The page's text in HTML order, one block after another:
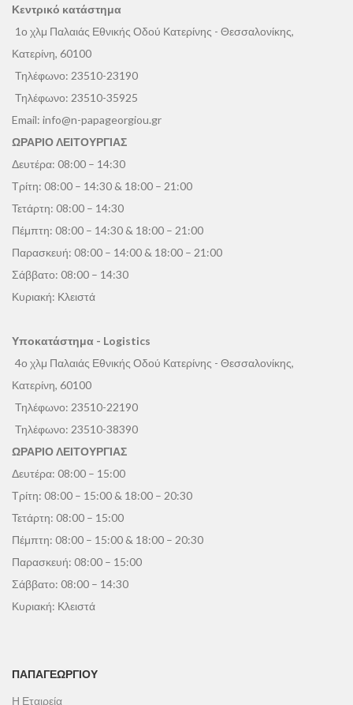
Κεντρικό κατάστημα
1ο χλμ Παλαιάς Εθνικής Οδού Κατερίνης - Θεσσαλονίκης,
Κατερίνη, 60100
Τηλέφωνο: 23510-23190
Τηλέφωνο: 23510-35925
Email: info@n-papageorgiou.gr
ΩΡΑΡΙΟ ΛΕΙΤΟΥΡΓΙΑΣ
Δευτέρα: 08:00 – 14:30
Τρίτη: 08:00 – 14:30 & 18:00 – 21:00
Τετάρτη: 08:00 – 14:30
Πέμπτη: 08:00 – 14:30 & 18:00 – 21:00
Παρασκευή: 08:00 – 14:00 & 18:00 – 21:00
Σάββατο: 08:00 – 14:30
Κυριακή: Κλειστά
Υποκατάστημα - Logistics
4ο χλμ Παλαιάς Εθνικής Οδού Κατερίνης - Θεσσαλονίκης,
Κατερίνη, 60100
Τηλέφωνο: 23510-22190
Τηλέφωνο: 23510-38390
ΩΡΑΡΙΟ ΛΕΙΤΟΥΡΓΙΑΣ
Δευτέρα: 08:00 – 15:00
Τρίτη: 08:00 – 15:00 & 18:00 – 20:30
Τετάρτη: 08:00 – 15:00
Πέμπτη: 08:00 – 15:00 & 18:00 – 20:30
Παρασκευή: 08:00 – 15:00
Σάββατο: 08:00 – 14:30
Κυριακή: Κλειστά
ΠΑΠΑΓΕΩΡΓΊΟΥ
Η Εταιρεία